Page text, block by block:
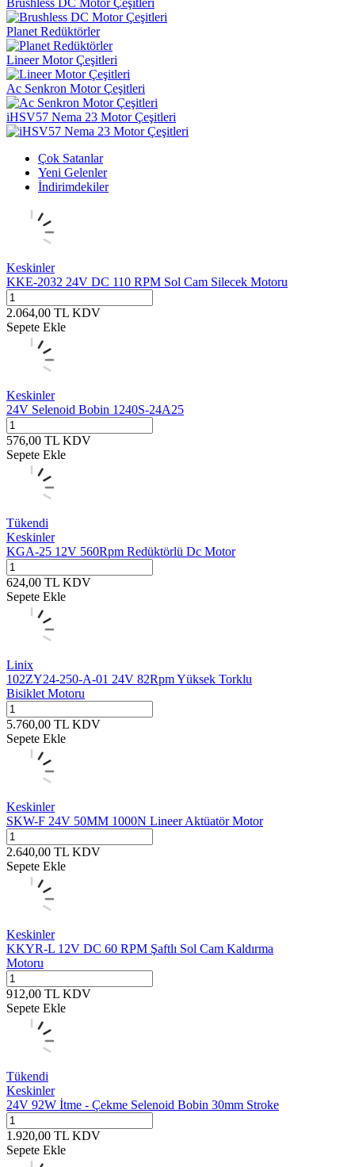
Brushless DC Motor Çeşitleri
Planet Redüktörler
Lineer Motor Çeşitleri
Ac Senkron Motor Çeşitleri
iHSV57 Nema 23 Motor Çeşitleri
Çok Satanlar
Yeni Gelenler
İndirimdekiler
Keskinler
KKE-2032 24V DC 110 RPM Sol Cam Silecek Motoru
2.064,00 TL KDV
Sepete Ekle
Keskinler
24V Selenoid Bobin 1240S-24A25
576,00 TL KDV
Sepete Ekle
Tükendi
Keskinler
KGA-25 12V 560Rpm Redüktörlü Dc Motor
624,00 TL KDV
Sepete Ekle
Linix
102ZY24-250-A-01 24V 82Rpm Yüksek Torklu
Bisiklet Motoru
5.760,00 TL KDV
Sepete Ekle
Keskinler
SKW-F 24V 50MM 1000N Lineer Aktüatör Motor
2.640,00 TL KDV
Sepete Ekle
Keskinler
KKYR-L 12V DC 60 RPM Şaftlı Sol Cam Kaldırma
Motoru
912,00 TL KDV
Sepete Ekle
Tükendi
Keskinler
24V 92W İtme - Çekme Selenoid Bobin 30mm Stroke
1.920,00 TL KDV
Sepete Ekle